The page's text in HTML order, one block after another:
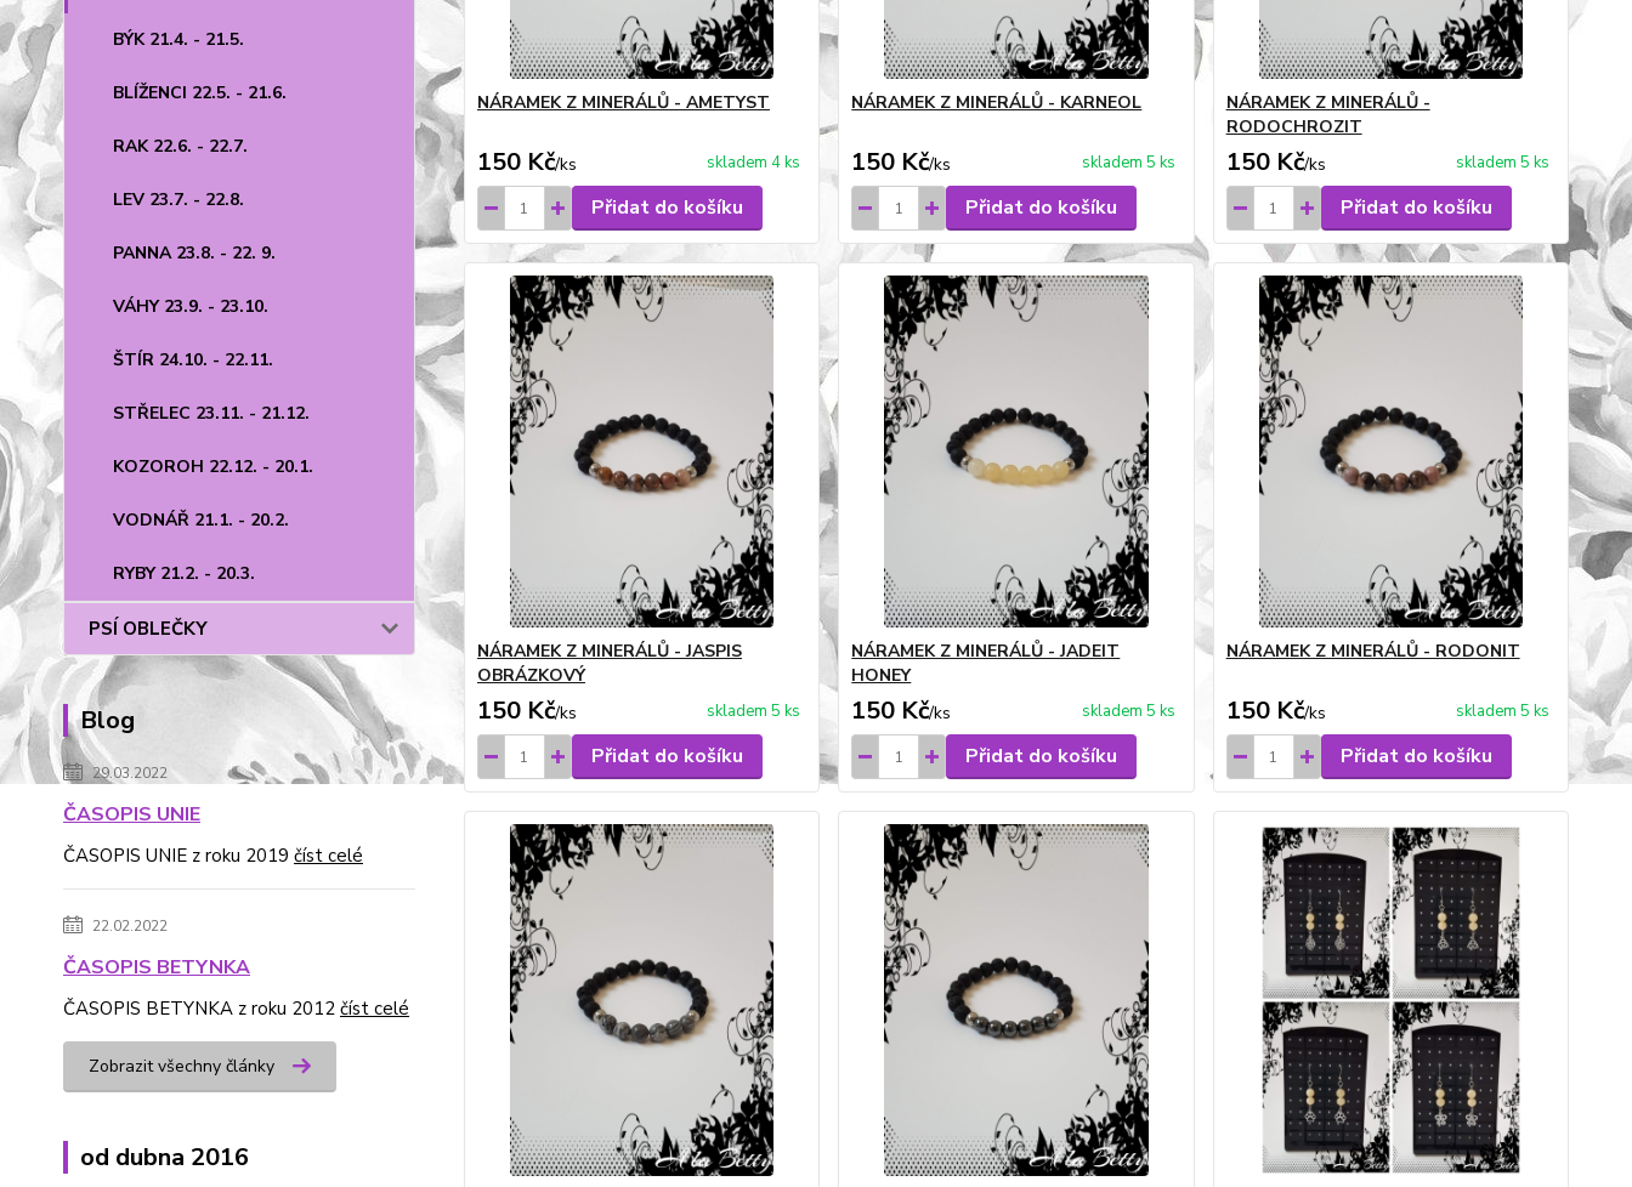
BÝK 21.4. - 21.5.
BLÍŽENCI 22.5. - 21.6.
RAK 22.6. - 22.7.
LEV 23.7. - 22.8.
PANNA 23.8. - 22. 9.
VÁHY 23.9. - 23.10.
ŠTÍR 24.10. - 22.11.
STŘELEC 23.11. - 21.12.
KOZOROH 22.12. - 20.1.
VODNÁŘ 21.1. - 20.2.
RYBY 21.2. - 20.3.
PSÍ OBLEČKY
Blog
29.03.2022
ČASOPIS UNIE
ČASOPIS UNIE z roku 2019 číst celé
22.02.2022
ČASOPIS BETYNKA
ČASOPIS BETYNKA z roku 2012 číst celé
Zobrazit všechny články
od dubna 2016
NÁRAMEK Z MINERÁLŮ - AMETYST
150 Kč/ks skladem 4 ks
Přidat do košíku
NÁRAMEK Z MINERÁLŮ - KARNEOL
150 Kč/ks skladem 5 ks
Přidat do košíku
NÁRAMEK Z MINERÁLŮ -
RODOCHROZIT
150 Kč/ks skladem 5 ks
Přidat do košíku
NÁRAMEK Z MINERÁLŮ - JASPIS
OBRÁZKOVÝ
150 Kč/ks skladem 5 ks
Přidat do košíku
NÁRAMEK Z MINERÁLŮ - JADEIT
HONEY
150 Kč/ks skladem 5 ks
Přidat do košíku
NÁRAMEK Z MINERÁLŮ - RODONIT
150 Kč/ks skladem 5 ks
Přidat do košíku